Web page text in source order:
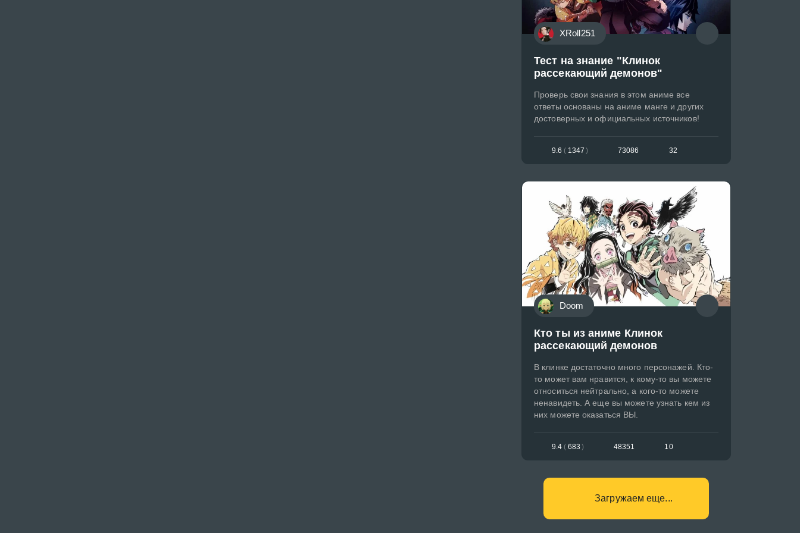
XRoll251
Тест на знание "Клинок
рассекающий демонов"
Проверь свои знания в этом аниме все
ответы основаны на аниме манге и других
достоверных и официальных источников!
9.6 ( 1347 ) 73086 32
Doom
Кто ты из аниме Клинок
рассекающий демонов
В клинке достаточно много персонажей. Кто-
то может вам нравится, к кому-то вы можете
относиться нейтрально, а кого-то можете
ненавидеть. А еще вы можете узнать кем из
них можете оказаться ВЫ.
9.4 ( 683 ) 48351 10
Загружаем еще...